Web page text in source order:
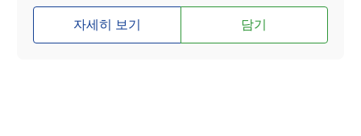
자세히 보기 담기